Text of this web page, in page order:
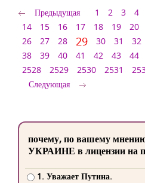
Предыдущая 1 2 3 4
14
15 16 17 18 19 20
26
27 28 29 30 31 32
38
39 40 41 42 43 44
2528
2529 2530 2531
Следующая
почему, по вашему
УКРАИНЕ в лицензии на
1. Уважает Путина.